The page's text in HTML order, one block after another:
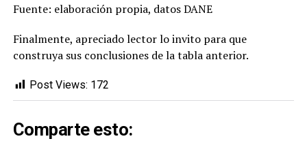
Fuente: elaboración propia, datos DANE
Finalmente, apreciado lector lo invito para que
construya sus conclusiones de la tabla anterior.
Post Views: 172
Comparte esto: